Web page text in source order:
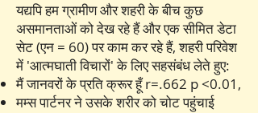
यद्यपि हम ग्रामीण और शहरी के बीच कुछ
असमानताओं को देख रहे हैं और एक सीमित डेटा
सेट (एन = 60) पर काम कर रहे हैं, शहरी परिवेश
में 'आत्मघाती विचारों' के लिए सहसंबंध लेते हुए:
मैं जानवरों के प्रति क्रूर हूँ r=.662 p <0.01,
मम्स पार्टनर ने उसके शरीर को चोट पहुंचाई